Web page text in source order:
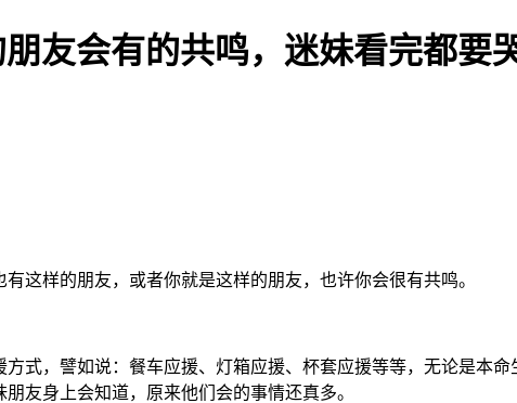
友会有的共鸣，迷妹看完都要
样的朋友，或者你就是这样的朋友，也许你会很有共鸣。
，譬如说：餐车应援、灯箱应援、杯套应援等等，无论是本命
友身上会知道，原来他们会的事情还真多。